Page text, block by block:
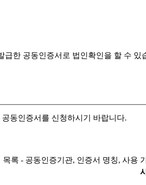
급한 공동인증서로 법인확인을 할 수 있
동인증서를 신청하시기 바랍니다.
록 - 공동인증기관, 인증서 명칭, 사용